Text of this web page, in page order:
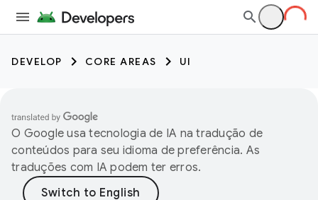
DEVELOP CORE AREAS UI
O Google usa tecnologia de IA na tradução de
conteúdos para seu idioma de preferência. As
traduções com IA podem ter erros.